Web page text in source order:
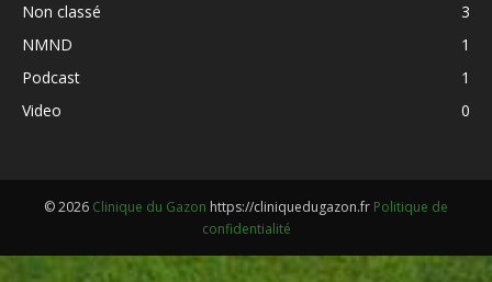
Non classé
3
NMND
1
Podcast
1
Video
0
© 2026 Clinique du Gazon https://cliniquedugazon.fr Politique de
confidentialité